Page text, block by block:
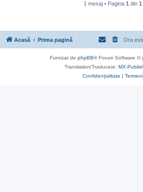
1 mesaj • Pagina 1 din 1
Acasă Prima pagină Ora
Furnizat de phpBB® Forum Software ©
Translation/Traducere: MX-
Confidențialitate | Termeni